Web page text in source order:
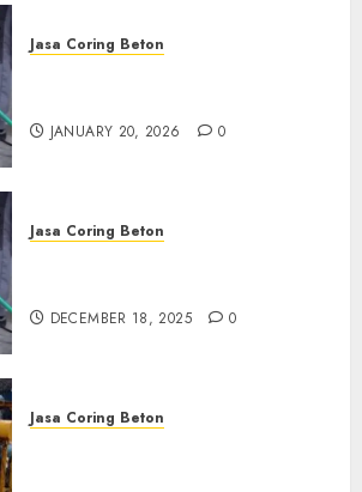
Jasa Coring Beton
JANUARY 20, 2026 0
Jasa Coring Beton
DECEMBER 18, 2025 0
Jasa Coring Beton